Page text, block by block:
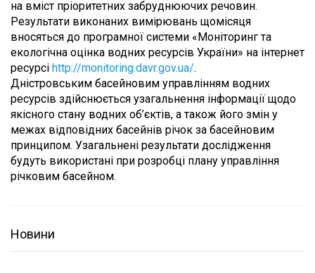
на вміст пріоритетних забруднюючих речовин.
Результати виконаних вимірювань щомісяця
вносяться до програмної системи «Моніторинг та
екологічна оцінка водних ресурсів України» на інтернет
ресурсі http://monitoring.davr.gov.ua/.
Дністровським басейновим управлінням водних
ресурсів здійснюється узагальнення інформації щодо
якісного стану водних об’єктів, а також його змін у
межах відповідних басейнів річок за басейновим
принципом. Узагальнені результати дослідження
будуть використані при розробці плану управління
річковим басейном.
Новини